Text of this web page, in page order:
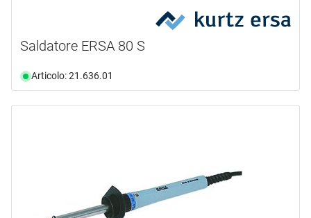
Saldatore ERSA 80 S
Articolo: 21.636.01